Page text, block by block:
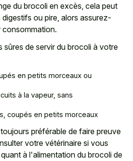
du brocoli en excès, cela peut
ou pire, alors assurez-
consommation.
sûres de servir du brocoli à votre
en petits morceaux ou
à la vapeur, sans
coupés en petits morceaux
préférable de faire preuve
votre vétérinaire si vous
à l'alimentation du brocoli de